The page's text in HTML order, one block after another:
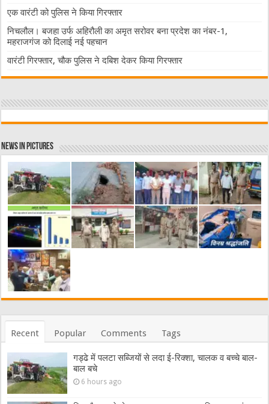
एक वारंटी को पुलिस ने किया गिरफ्तार
निचलौल। बजहा उर्फ अहिरौली का अमृत सरोवर बना प्रदेश का नंबर-1,
महराजगंज को दिलाई नई पहचान
वारंटी गिरफ्तार, चौक पुलिस ने दबिश देकर किया गिरफ्तार
News in Pictures
Recent Popular Comments Tags
गड्ढे में पलटा सब्जियों से लदा ई-रिक्शा, चालक व बच्चे बाल-
बाल बचे
6 hours ago